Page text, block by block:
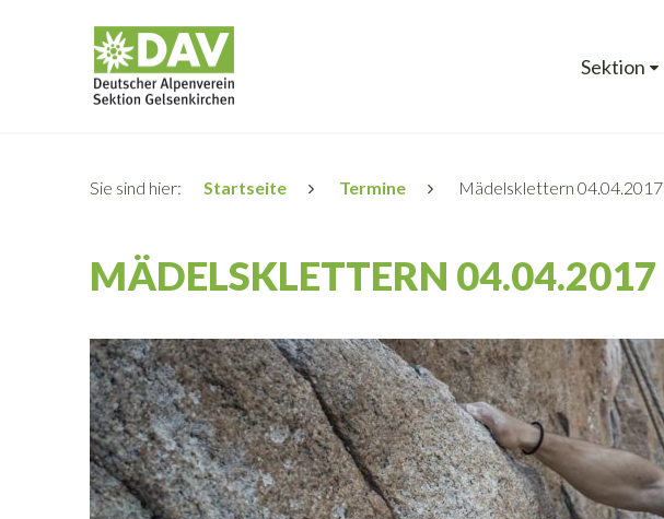
Sektion
Sie sind hier: Startseite Termine Mädelsklettern 04.04.2017
MÄDELSKLETTERN 04.04.2017